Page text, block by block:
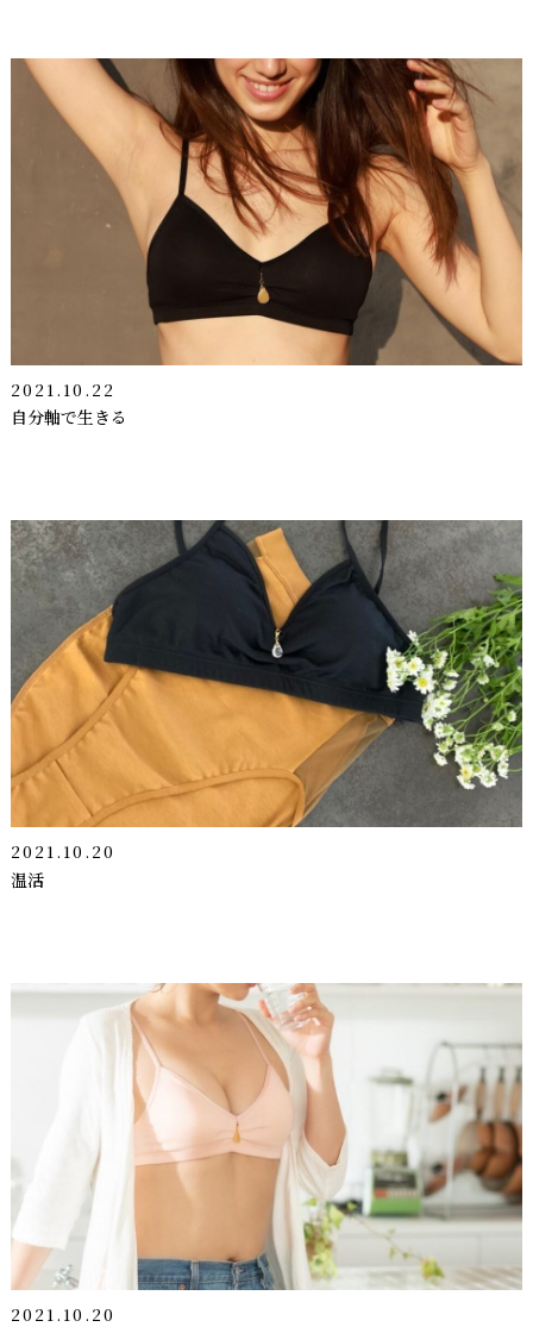
2021.10.22
自分軸で生きる
2021.10.20
温活
2021.10.20